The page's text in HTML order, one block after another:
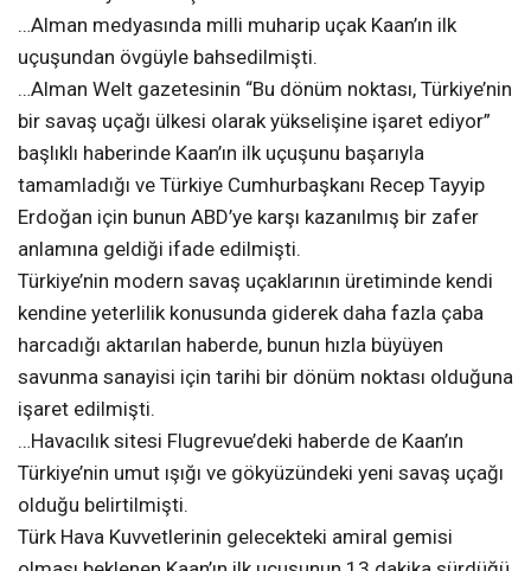
…Alman medyasında milli muharip uçak Kaan’ın ilk
uçuşundan övgüyle bahsedilmişti.
…Alman Welt gazetesinin “Bu dönüm noktası, Türkiye’nin
bir savaş uçağı ülkesi olarak yükselişine işaret ediyor”
başlıklı haberinde Kaan’ın ilk uçuşunu başarıyla
tamamladığı ve Türkiye Cumhurbaşkanı Recep Tayyip
Erdoğan için bunun ABD’ye karşı kazanılmış bir zafer
anlamına geldiği ifade edilmişti.
Türkiye’nin modern savaş uçaklarının üretiminde kendi
kendine yeterlilik konusunda giderek daha fazla çaba
harcadığı aktarılan haberde, bunun hızla büyüyen
savunma sanayisi için tarihi bir dönüm noktası olduğuna
işaret edilmişti.
…Havacılık sitesi Flugrevue’deki haberde de Kaan’ın
Türkiye’nin umut ışığı ve gökyüzündeki yeni savaş uçağı
olduğu belirtilmişti.
Türk Hava Kuvvetlerinin gelecekteki amiral gemisi